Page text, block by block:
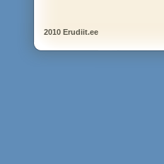
2010 Erudiit.ee